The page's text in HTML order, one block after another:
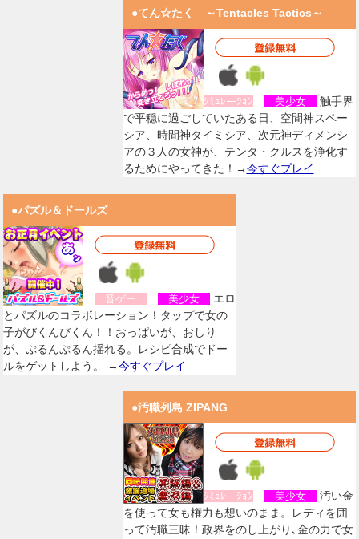
●てん☆たく ～Tentacles Tactics～
ｼﾐｭﾚーｼｮﾝ 美少女
触手界
で平穏に過ごしていたある日、空間神スペー
シア、時間神タイミシア、次元神ディメンシ
アの３人の女神が、テンタ・クルスを浄化す
るためにやってきた！→今すぐプレイ
●パズル＆ドールズ
音ゲー 美少女
エロ
とパズルのコラボレーション！タップで女の
子がびくんびくん！！おっぱいが、おしり
が、ぷるんぷるん揺れる。レシピ合成でドー
ルをゲットしよう。 →今すぐプレイ
●汚職列島 ZIPANG
ｼﾐｭﾚーｼｮﾝ 美少女
汚い金
を使って女も権力も想いのまま。レディを囲
って汚職三昧！政界をのし上がり､金の力で女